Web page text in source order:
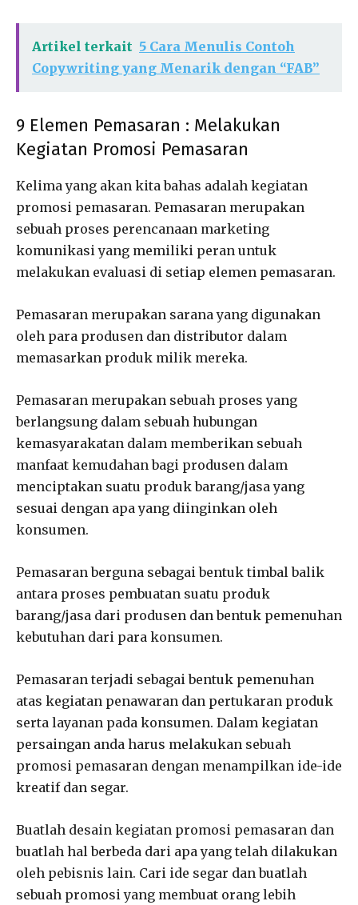
Artikel terkait 5 Cara Menulis Contoh
Copywriting yang Menarik dengan “FAB”
9 Elemen Pemasaran : Melakukan
Kegiatan Promosi Pemasaran
Kelima yang akan kita bahas adalah kegiatan
promosi pemasaran. Pemasaran merupakan
sebuah proses perencanaan marketing
komunikasi yang memiliki peran untuk
melakukan evaluasi di setiap elemen pemasaran.
Pemasaran merupakan sarana yang digunakan
oleh para produsen dan distributor dalam
memasarkan produk milik mereka.
Pemasaran merupakan sebuah proses yang
berlangsung dalam sebuah hubungan
kemasyarakatan dalam memberikan sebuah
manfaat kemudahan bagi produsen dalam
menciptakan suatu produk barang/jasa yang
sesuai dengan apa yang diinginkan oleh
konsumen.
Pemasaran berguna sebagai bentuk timbal balik
antara proses pembuatan suatu produk
barang/jasa dari produsen dan bentuk pemenuhan
kebutuhan dari para konsumen.
Pemasaran terjadi sebagai bentuk pemenuhan
atas kegiatan penawaran dan pertukaran produk
serta layanan pada konsumen. Dalam kegiatan
persaingan anda harus melakukan sebuah
promosi pemasaran dengan menampilkan ide-ide
kreatif dan segar.
Buatlah desain kegiatan promosi pemasaran dan
buatlah hal berbeda dari apa yang telah dilakukan
oleh pebisnis lain. Cari ide segar dan buatlah
sebuah promosi yang membuat orang lebih